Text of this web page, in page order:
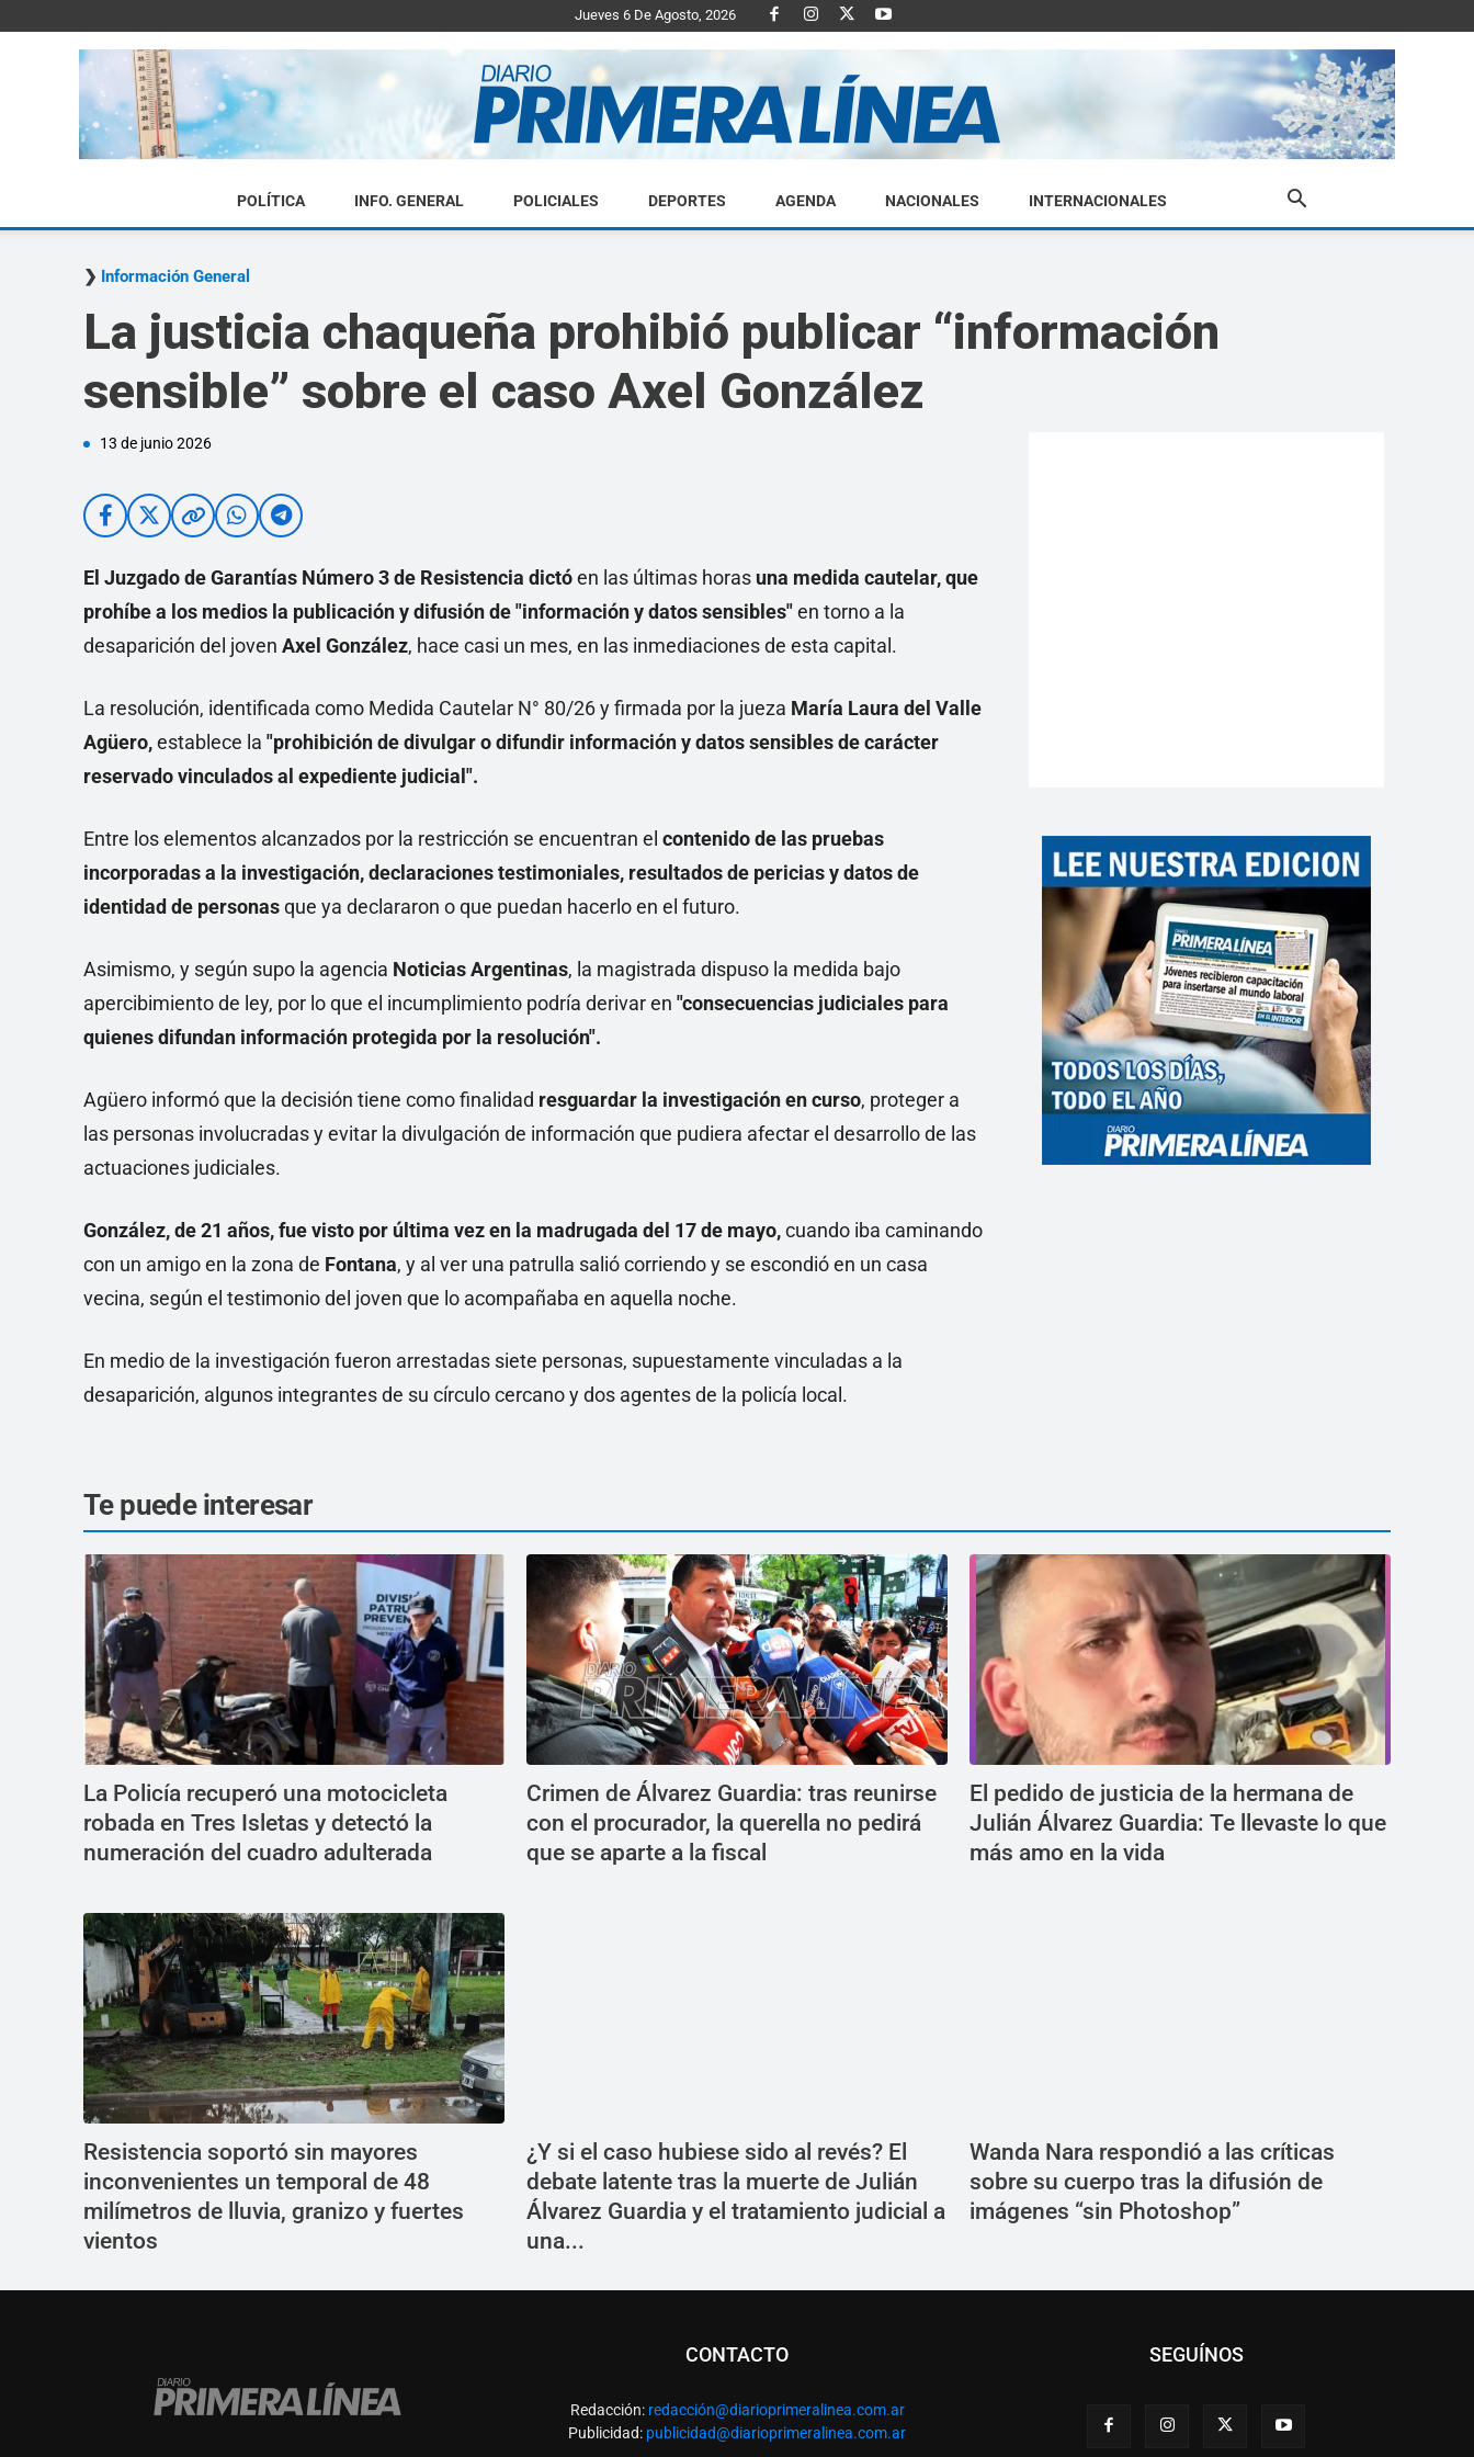
Jueves 6 De Agosto, 2026
Diario
Primera
POLÍTICA INFO. GENERAL POLICIALES DEPORTES AGENDA NACIONALES INTERNACIONALES
Información General
La justicia chaqueña prohibió publicar “información
sensible” sobre el caso Axel González
13 de junio 2026
El Juzgado de Garantías Número 3 de Resistencia dictóen las últimas horas una medida cautelar, que
prohíbe a los medios la publicación y difusión de "información y datos sensibles"en torno a la
desaparición del joven Axel González, hace casi un mes, en las inmediaciones de esta capital.
La resolución, identificada como Medida Cautelar N° 80/26 y firmada por la jueza María Laura del Valle
Agüero,establece la "prohibición de divulgar o difundir información y datos sensibles de carácter
reservado vinculados al expediente judicial".
Entre los elementos alcanzados por la restricción se encuentran el contenido de las pruebas
incorporadas a la investigación, declaraciones testimoniales, resultados de pericias y datos de
identidad de personasque ya declararon o que puedan hacerlo en el futuro.
Asimismo, y según supo la agencia Noticias Argentinas, la magistrada dispuso la medida bajo
apercibimiento de ley, por lo que el incumplimiento podría derivar en "consecuencias judiciales para
quienes difundan información protegida por la resolución".
Agüero informó que la decisión tiene como finalidad resguardar la investigación en curso, proteger a
las personas involucradas y evitar la divulgación de información que pudiera afectar el desarrollo de las
actuaciones judiciales.
González, de 21 años, fue visto por última vez en la madrugada del 17 de mayo,cuando iba caminando
con un amigo en la zona de Fontana, y al ver una patrulla salió corriendo y se escondió en un casa
vecina, según el testimonio del joven que lo acompañaba en aquella noche.
En medio de la investigación fueron arrestadas siete personas, supuestamente vinculadas a la
desaparición, algunos integrantes de su círculo cercano y dos agentes de la policía local.
Te puede interesar
La Policía recuperó una motocicleta
robada en Tres Isletas y detectó la
numeración del cuadro adulterada
Crimen de Álvarez Guardia: tras reunirse
con el procurador, la querella no pedirá
que se aparte a la fiscal
El pedido de justicia de la hermana de
Julián Álvarez Guardia: Te llevaste lo que
más amo en la vida
Resistencia soportó sin mayores
inconvenientes un temporal de 48
milímetros de lluvia, granizo y fuertes
vientos
¿Y si el caso hubiese sido al revés? El
debate latente tras la muerte de Julián
Álvarez Guardia y el tratamiento judicial a
una...
Wanda Nara respondió a las críticas
sobre su cuerpo tras la difusión de
imágenes “sin Photoshop”
CONTACTO
Redacción: redacción@diarioprimeralinea.com.ar
Publicidad: publicidad@diarioprimeralinea.com.ar
SEGUÍNOS